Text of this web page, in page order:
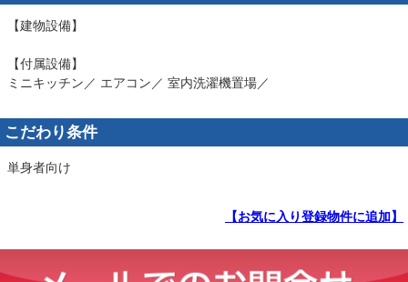
【建物設備】
【付属設備】
ミニキッチン／ エアコン／ 室内洗濯機置場／
こだわり条件
単身者向け
【お気に入り登録物件に追加】